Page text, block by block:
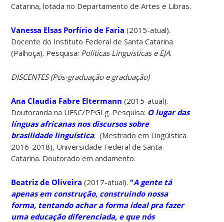
Catarina, lotada no Departamento de Artes e Libras.
Vanessa Elsas Porfírio de Faria (2015-atual).
Docente do Instituto Federal de Santa Catarina
(Palhoça). Pesquisa: Políticas Linguísticas e EJA.
DISCENTES (Pós-graduação e graduação)
Ana Claudia Fabre Eltermann (2015-atual).
Doutoranda na UFSC/PPGLg. Pesquisa: O lugar das
línguas africanas nos discursos sobre
brasilidade linguística. (Mestrado em Lingüística
2016-2018), Universidade Federal de Santa
Catarina. Doutorado em andamento.
Beatriz de Oliveira (2017-atual).“A gente tá
apenas em construção, construindo nossa
forma, tentando achar a forma ideal pra fazer
uma educação diferenciada, e que nós